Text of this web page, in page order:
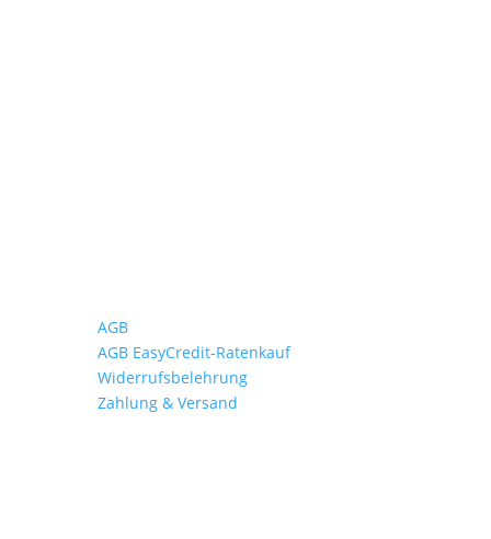
AGB
AGB EasyCredit-Ratenkauf
Widerrufsbelehrung
Zahlung & Versand